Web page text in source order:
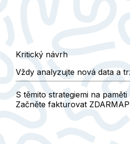
Kritický návrh
Vždy analyzujte nová data a
S těmito strategiemi na
Začněte fakturovat ZDARMA